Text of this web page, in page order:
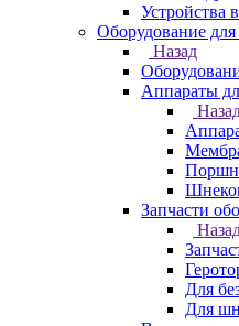
Устройства
Оборудование для
Назад
Аппараты
Запчасти
Для
Для